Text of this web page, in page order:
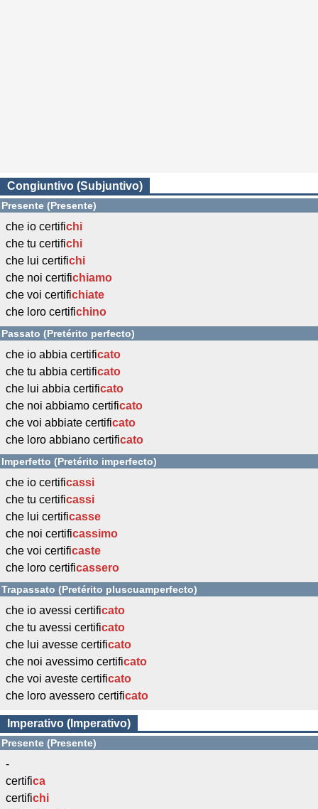
Congiuntivo (Subjuntivo)
Presente (Presente)
che io certifichi
che tu certifichi
che lui certifichi
che noi certifichiamo
che voi certifichiate
che loro certifichino
Passato (Pretérito perfecto)
che io abbia certificato
che tu abbia certificato
che lui abbia certificato
che noi abbiamo certificato
che voi abbiate certificato
che loro abbiano certificato
Imperfetto (Pretérito imperfecto)
che io certificassi
che tu certificassi
che lui certificasse
che noi certificassimo
che voi certificaste
che loro certificassero
Trapassato (Pretérito pluscuamperfecto)
che io avessi certificato
che tu avessi certificato
che lui avesse certificato
che noi avessimo certificato
che voi aveste certificato
che loro avessero certificato
Imperativo (Imperativo)
Presente (Presente)
-
certifica
certifichi